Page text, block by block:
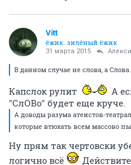
Vitt
ёжик. зилёный ёжик
31 марта 2015
В данном случае не слова, а Слова.
Капслок рулит
А
"СлОВо" будет еще круче.
А доводы разума атеистов-
которые втюхать всем массово
Ну прям так чертовски
логично всё